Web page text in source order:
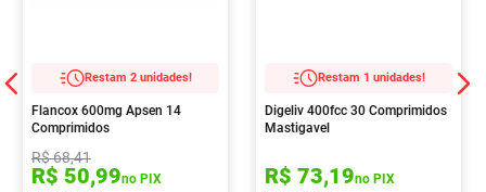
Restam 2 unidades!
Flancox 600mg Apsen 14
Comprimidos
R$68,41
R$ 50,99no PIX
Restam 1 unidades!
Digeliv 400fcc 30 Comprimidos
Mastigavel
R$ 73,19no PIX